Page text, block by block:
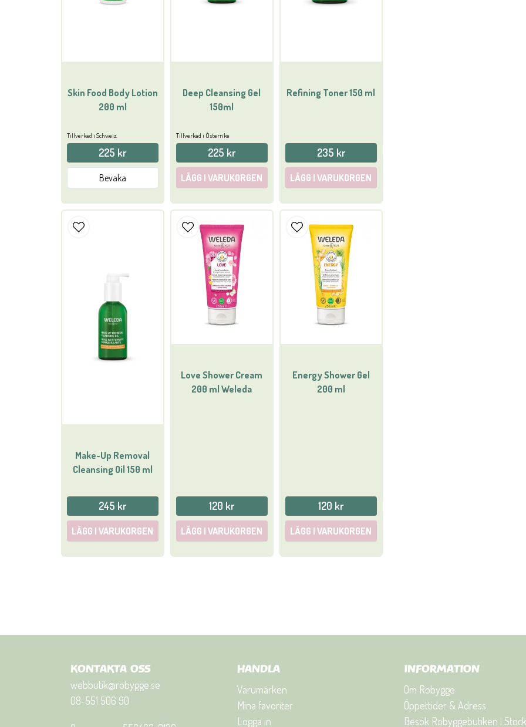
Skin Food Body Lotion
200 ml
Tillverkad i Schweiz.
225 kr
Bevaka
Deep Cleansing Gel
150ml
Tillverkad i Österrike
225 kr
LÄGG I VARUKORGEN
Refining Toner 150 ml
235 kr
LÄGG I VARUKORGEN
Make-Up Removal
Cleansing Oil 150 ml
245 kr
LÄGG I VARUKORGEN
Love Shower Cream
200 ml Weleda
120 kr
LÄGG I VARUKORGEN
Energy Shower Gel
200 ml
120 kr
LÄGG I VARUKORGEN
KONTAKTA OSS
webbutik@robygge.se
08-551 506 90
HANDLA
Varumärken
Mina favoriter
Logga in
INFORMATION
Om Robygge
Öppettider & Adress
Besök Robyggebutiken i